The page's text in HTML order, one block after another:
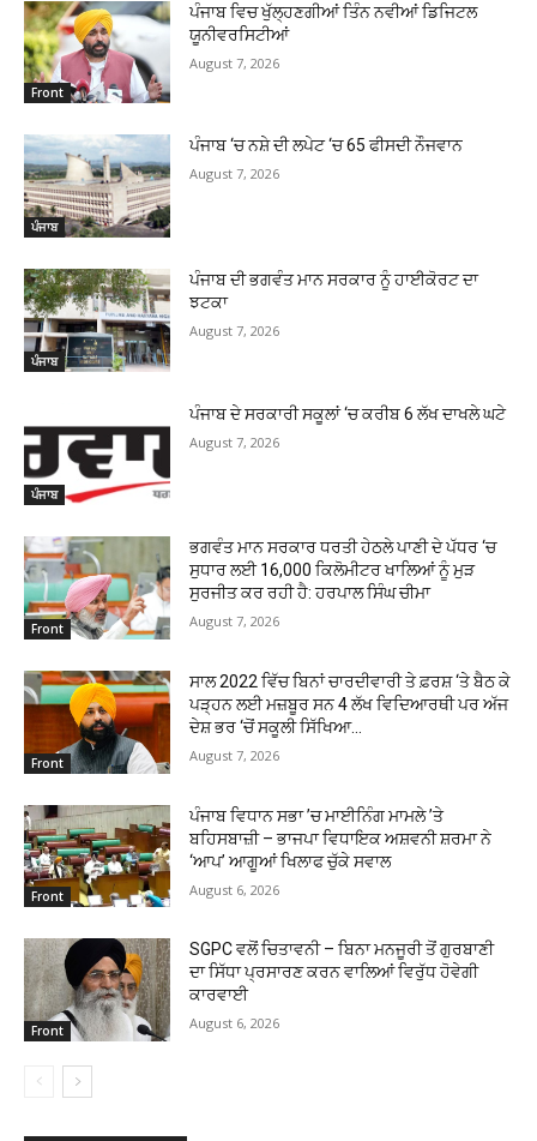
Front
ਪੰਜਾਬ ਵਿਚ ਖੁੱਲ੍ਹਣਗੀਆਂ ਤਿੰਨ ਨਵੀਆਂ ਡਿਜਿਟਲ
ਯੂਨੀਵਰਸਿਟੀਆਂ
August 7, 2026
ਪੰਜਾਬ
ਪੰਜਾਬ ‘ਚ ਨਸ਼ੇ ਦੀ ਲਪੇਟ ‘ਚ 65 ਫੀਸਦੀ ਨੌਜਵਾਨ
August 7, 2026
ਪੰਜਾਬ
ਪੰਜਾਬ ਦੀ ਭਗਵੰਤ ਮਾਨ ਸਰਕਾਰ ਨੂੰ ਹਾਈਕੋਰਟ ਦਾ
ਝਟਕਾ
August 7, 2026
ਪੰਜਾਬ
ਪੰਜਾਬ ਦੇ ਸਰਕਾਰੀ ਸਕੂਲਾਂ ‘ਚ ਕਰੀਬ 6 ਲੱਖ ਦਾਖਲੇ ਘਟੇ
August 7, 2026
Front
ਭਗਵੰਤ ਮਾਨ ਸਰਕਾਰ ਧਰਤੀ ਹੇਠਲੇ ਪਾਣੀ ਦੇ ਪੱਧਰ ‘ਚ
ਸੁਧਾਰ ਲਈ 16,000 ਕਿਲੋਮੀਟਰ ਖਾਲਿਆਂ ਨੂੰ ਮੁੜ
ਸੁਰਜੀਤ ਕਰ ਰਹੀ ਹੈ: ਹਰਪਾਲ ਸਿੰਘ ਚੀਮਾ
August 7, 2026
Front
ਸਾਲ 2022 ਵਿੱਚ ਬਿਨਾਂ ਚਾਰਦੀਵਾਰੀ ਤੇ ਫ਼ਰਸ਼ ‘ਤੇ ਬੈਠ ਕੇ
ਪੜ੍ਹਨ ਲਈ ਮਜ਼ਬੂਰ ਸਨ 4 ਲੱਖ ਵਿਦਿਆਰਥੀ ਪਰ ਅੱਜ
ਦੇਸ਼ ਭਰ ‘ਚੋਂ ਸਕੂਲੀ ਸਿੱਖਿਆ...
August 7, 2026
Front
ਪੰਜਾਬ ਵਿਧਾਨ ਸਭਾ ’ਚ ਮਾਈਨਿੰਗ ਮਾਮਲੇ ’ਤੇ
ਬਹਿਸਬਾਜ਼ੀ – ਭਾਜਪਾ ਵਿਧਾਇਕ ਅਸ਼ਵਨੀ ਸ਼ਰਮਾ ਨੇ
‘ਆਪ’ ਆਗੂਆਂ ਖਿਲਾਫ ਚੁੱਕੇ ਸਵਾਲ
August 6, 2026
Front
SGPC ਵਲੋਂ ਚਿਤਾਵਨੀ – ਬਿਨਾ ਮਨਜੂਰੀ ਤੋਂ ਗੁਰਬਾਣੀ
ਦਾ ਸਿੱਧਾ ਪ੍ਰਸਾਰਣ ਕਰਨ ਵਾਲਿਆਂ ਵਿਰੁੱਧ ਹੋਵੇਗੀ
ਕਾਰਵਾਈ
August 6, 2026